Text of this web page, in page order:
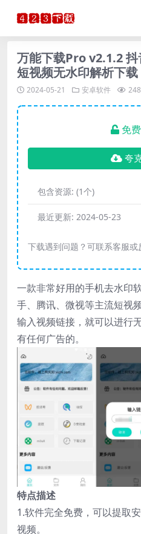
万能下载Pro v2.1.2
短视频无水印解析下载
2024-05-21 安卓软件 248
免
夸
包含资源: (1个)
最近更新: 2024-05-23
下载遇到问题？可联系客服或
一款非常好用的手机去水印
手、腾讯、微视等主流短视
输入视频链接，就可以进行
有任何广告的。
特点描述
1.软件完全免费，可以提取
视频。